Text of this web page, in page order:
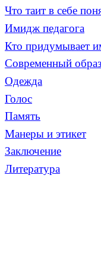
Что таит в себе
Имидж педагога
Кто придумывает
Современный
Одежда
Голос
Память
Манеры и этикет
Заключение
Литература